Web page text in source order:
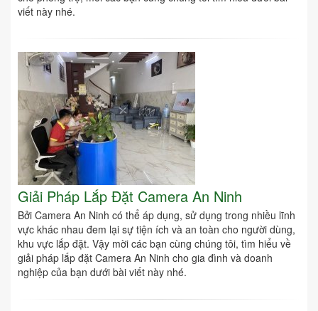
viết này nhé.
Giải Pháp Lắp Đặt Camera An Ninh
Bởi Camera An Ninh có thể áp dụng, sử dụng trong nhiều lĩnh
vực khác nhau đem lại sự tiện ích và an toàn cho người dùng,
khu vực lắp đặt. Vậy mời các bạn cùng chúng tôi, tìm hiểu về
giải pháp lắp đặt Camera An Ninh cho gia đình và doanh
nghiệp của bạn dưới bài viết này nhé.